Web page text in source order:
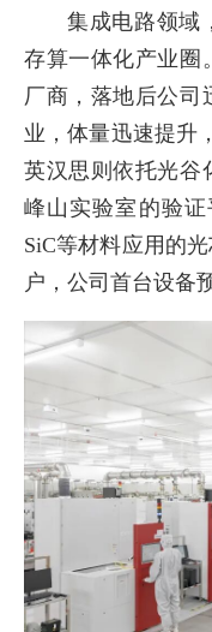
集成电路领域
存算一体化产业圈
厂商，落地后公司
业，体量迅速提升
英汉思则依托光谷
峰山实验室的验证
SiC等材料应用的
户，公司首台设备